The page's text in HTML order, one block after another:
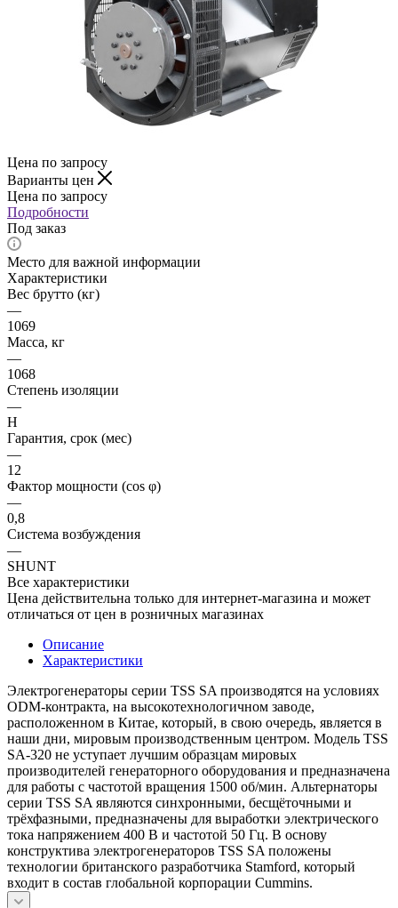
Цена по запросу
Варианты цен
Цена по запросу
Подробности
Под заказ
Место для важной информации
Характеристики
Вес брутто (кг)
—
1069
Масса, кг
—
1068
Степень изоляции
—
H
Гарантия, срок (мес)
—
12
Фактор мощности (cos φ)
—
0,8
Система возбуждения
—
SHUNT
Все характеристики
Цена действительна только для интернет-магазина и может
отличаться от цен в розничных магазинах
Описание
Характеристики
Электрогенераторы серии TSS SA производятся на условиях
ODM-контракта, на высокотехнологичном заводе,
расположенном в Китае, который, в свою очередь, является в
наши дни, мировым производственным центром. Модель TSS
SA-320 не уступает лучшим образцам мировых
производителей генераторного оборудования и предназначена
для работы с частотой вращения 1500 об/мин. Альтернаторы
серии TSS SA являются синхронными, бесщёточными и
трёхфазными, предназначены для выработки электрического
тока напряжением 400 В и частотой 50 Гц. В основу
конструктива электрогенераторов TSS SA положены
технологии британского разработчика Stamford, который
входит в состав глобальной корпорации Cummins.